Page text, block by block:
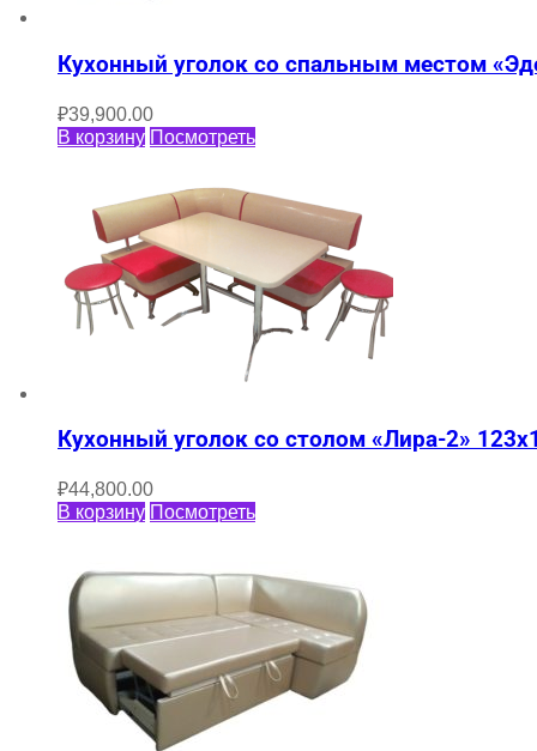
Кухонный уголок со спальным местом
₽39,900.00
В корзину Посмотреть
Кухонный уголок со столом «Лира-2»
₽44,800.00
В корзину Посмотреть